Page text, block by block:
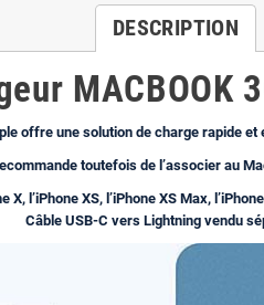
DESCRIPTION
MACBOOK
offre une solution de charge rapide
toutefois de l’associer au
X, l’iPhone XS, l’iPhone XS Max,
Câble USB-C vers Lightning vendu